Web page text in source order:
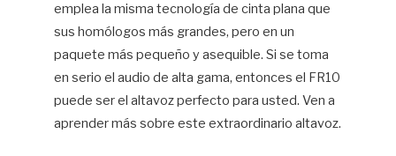
emplea la misma tecnología de cinta plana que
sus homólogos más grandes, pero en un
paquete más pequeño y asequible. Si se toma
en serio el audio de alta gama, entonces el FR10
puede ser el altavoz perfecto para usted. Ven a
aprender más sobre este extraordinario altavoz.